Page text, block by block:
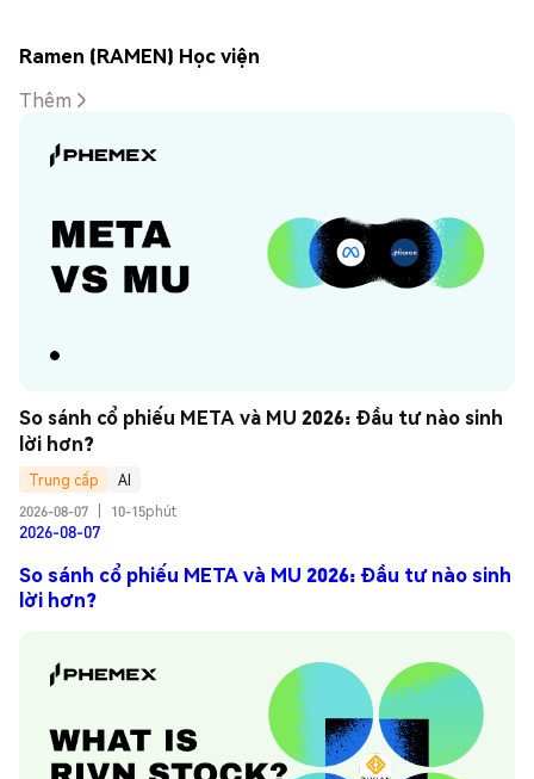
Ramen (RAMEN) Học viện
Thêm
So sánh cổ phiếu META và MU 2026: Đầu tư nào sinh
lời hơn?
Trung cấp
AI
2026-08-07
10-15phút
2026-08-07
So sánh cổ phiếu META và MU 2026: Đầu tư nào sinh
lời hơn?